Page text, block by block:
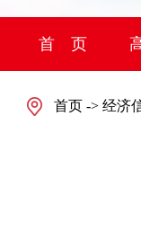
首 页
首页 -> 经济